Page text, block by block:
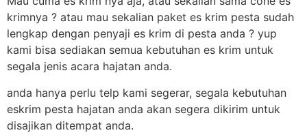
krimnya ? atau mau sekalian paket es krim pesta sudah
lengkap dengan penyaji es krim di pesta anda ? yup
kami bisa sediakan semua kebutuhan es krim untuk
segala jenis acara hajatan anda.
anda hanya perlu telp kami segerar, segala kebutuhan
eskrim pesta hajatan anda akan segera dikirim untuk
disajikan ditempat anda.